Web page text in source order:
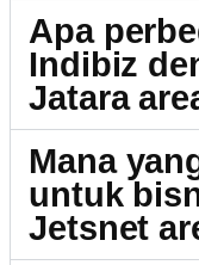
Apa
Indibiz
Jatara
Mana
untuk
Jetsnet